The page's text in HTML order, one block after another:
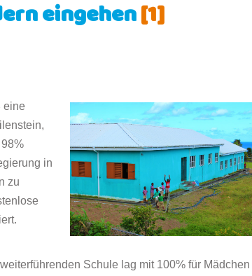
eingehen[1]
eine
in
zu
Schule lag mit 100% für Mädchen